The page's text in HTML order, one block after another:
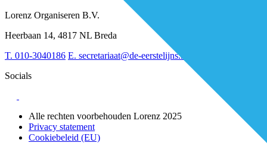
Over BiancAI
Digitalisering
Leiderschap & samenwerking
Sociaal domein
Lorenz Organiseren B.V.
Heerbaan 14, 4817 NL Breda
T. 010-3040186 E. secretariaat@de-eerstelijns.nl
Socials
Alle rechten voorbehouden Lorenz 2025
Privacy statement
Cookiebeleid (EU)